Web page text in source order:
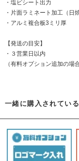
・塩ビシート出力
・片面ラミネート加工（日
・アルミ複合板3ミリ厚
【発送の目安】
・３営業日以内
（有料オプション追加の場
一緒に購入されてい